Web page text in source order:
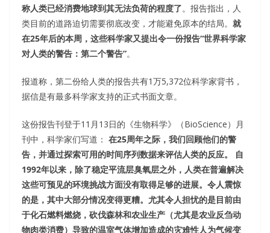
称人类已经消费地球到其无法负荷的程度了。报告指出，人
类目前的道路迫切需要彻底改变，才能避免原本的结局。 就
在25年后的本周，这些科学家又提出令一份报告“世界科学家
对人类的警告：第二个警告”。
报道称，第二份给人类的报告共有1万5,372位科学家背书，
据信是有最多科学家支持的正式书面文章。
这份报告刊登于11月13日的《生物科学》（BioScience）月
刊中，科学家们写道： 在25周年之际，我们回顾他们的警
告，并通过探索可用的时间序列数据来评估人类的反应。 自
1992年以来，除了稳定平流层臭氧层之外，人类在普遍解决
这些可预见的环境挑战方面没有取得足够的进展。令人震惊
的是，其中大部分情况变得更糟。尤其令人担忧的是目前由
于化石燃料燃烧，砍伐森林和农业生产（尤其是农业反刍动
物肉类消费）导致的温室气体增加造成的灾难性人为气候变